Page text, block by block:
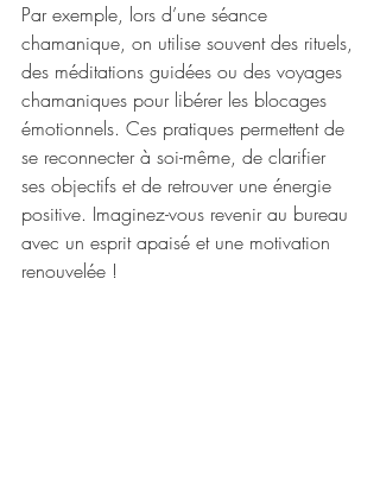
Par exemple, lors d’une séance
chamanique, on utilise souvent des rituels,
des méditations guidées ou des voyages
chamaniques pour libérer les blocages
émotionnels. Ces pratiques permettent de
se reconnecter à soi-même, de clarifier
ses objectifs et de retrouver une énergie
positive. Imaginez-vous revenir au bureau
avec un esprit apaisé et une motivation
renouvelée !